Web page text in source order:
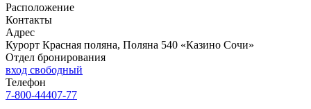
Расположение
Контакты
Адрес
Курорт Красная поляна, Поляна 540 «Казино Сочи»
Отдел бронирования
вход свободный
Телефон
7-800-44407-77